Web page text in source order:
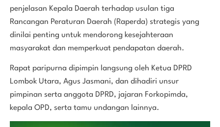
penjelasan Kepala Daerah terhadap usulan tiga
Rancangan Peraturan Daerah (Raperda) strategis yang
dinilai penting untuk mendorong kesejahteraan
masyarakat dan memperkuat pendapatan daerah.
Rapat paripurna dipimpin langsung oleh Ketua DPRD
Lombok Utara, Agus Jasmani, dan dihadiri unsur
pimpinan serta anggota DPRD, jajaran Forkopimda,
kepala OPD, serta tamu undangan lainnya.